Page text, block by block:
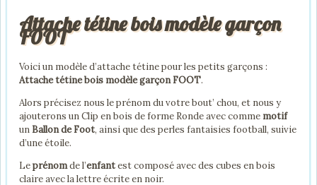
Attache tétine bois modèle garçon
FOOT
Voici un modèle d’attache tétine pour les petits garçons :
Attache tétine bois modèle garçon FOOT.
Alors précisez nous le prénom du votre bout’ chou, et nous y
ajouterons un Clip en bois de forme Ronde avec comme motif
unBallon de Foot, ainsi que des perles fantaisies football, suivie
d’une étoile.
Leprénomde l’enfantest composé avec des cubes en bois
claire avec la lettre écrite en noir.